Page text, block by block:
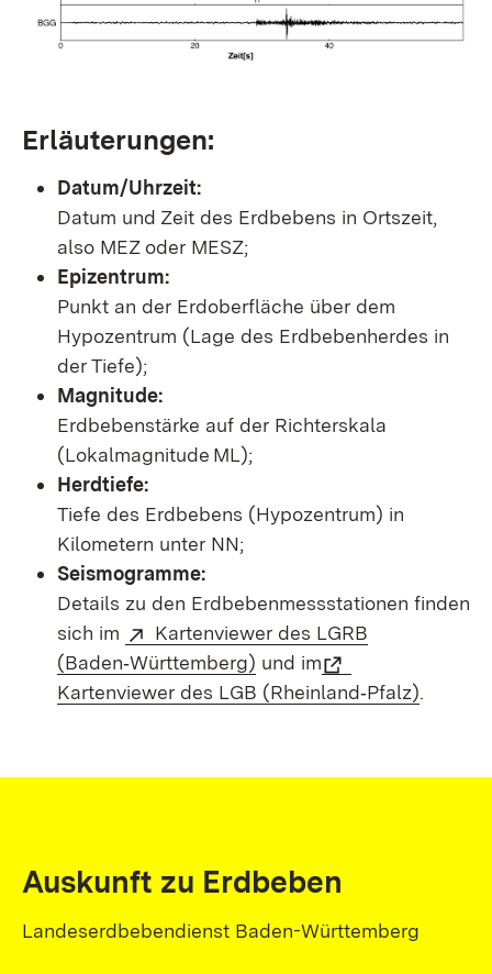
Erläuterungen:
Datum/Uhrzeit:
Datum und Zeit des Erdbebens in Ortszeit,
also MEZ oder MESZ;
Epizentrum:
Punkt an der Erdoberfläche über dem
Hypozentrum (Lage des Erdbebenherdes in
der Tiefe);
Magnitude:
Erdbebenstärke auf der Richterskala
(Lokalmagnitude ML);
Herdtiefe:
Tiefe des Erdbebens (Hypozentrum) in
Kilometern unter NN;
Seismogramme:
Details zu den Erdbebenmessstationen finden
sich im
Kartenviewer des LGRB
(Baden‑Württemberg) und im
Kartenviewer des LGB (Rheinland‑Pfalz).
Auskunft zu Erdbeben
Landeserdbebendienst Baden-Württemberg